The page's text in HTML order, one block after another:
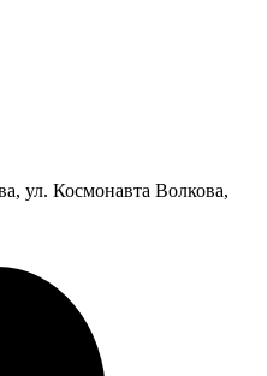
Космонавта Волкова,